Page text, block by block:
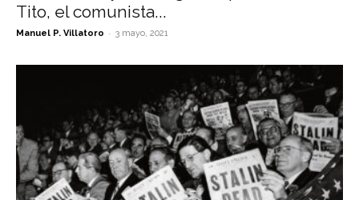
Tito, el comunista...
Manuel P. Villatoro - 3 mayo, 2021